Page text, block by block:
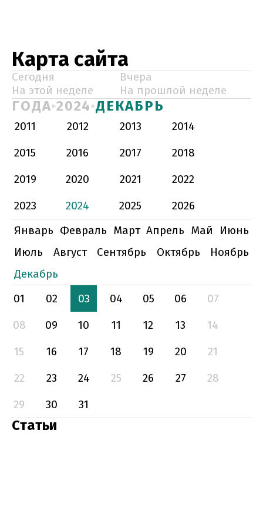
Карта сайта
Сегодня
Вчера
На этой неделе
На прошлой неделе
ГОДА 2024 ДЕКАБРЬ
2011 2012 2013
2014
2015
2016 2017
2018
2019
2020 2021
2022
2023
2024 2025
2026
Январь Февраль Март Апрель Май
Июнь
Июль
Август Сентябрь Октябрь
Ноябрь
Декабрь
01
02 03 04 05 06
07
08
09 10 11 12 13
14
15
16 17 18 19 20
21
22
23 24 25 26 27
28
29
30 31
Статьи